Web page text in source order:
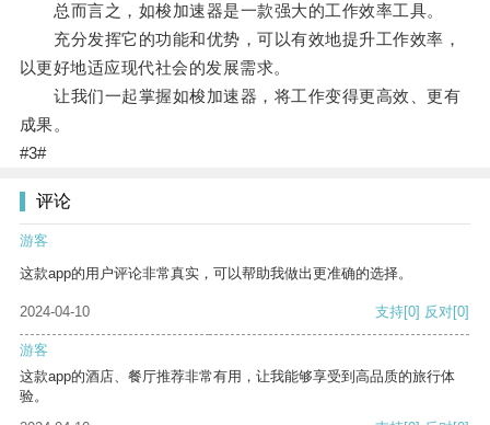
总而言之，如梭加速器是一款强大的工作效率工具。
充分发挥它的功能和优势，可以有效地提升工作效率，
以更好地适应现代社会的发展需求。
让我们一起掌握如梭加速器，将工作变得更高效、更有
成果。
#3#
评论
游客
这款app的用户评论非常真实，可以帮助我做出更准确的选择。
2024-04-10 支持[0] 反对[0]
游客
这款app的酒店、餐厅推荐非常有用，让我能够享受到高品质的旅行体
验。